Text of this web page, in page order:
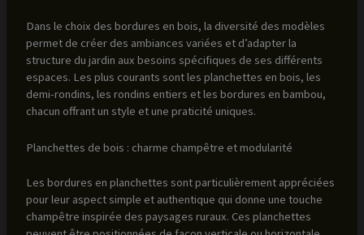
Dans le choix des bordures en bois, la diversité des modèles
permet de créer des ambiances variées et d’adapter la
structure du jardin aux besoins spécifiques de ses différents
espaces. Les plus courants sont les planchettes en bois, les
demi-rondins, les rondins entiers et les bordures en bambou,
chacun offrant un style et une praticité uniques.
Planchettes de bois : charme champêtre et modularité
Les bordures en planchettes sont particulièrement appréciées
pour leur aspect simple et authentique qui donne une touche
champêtre inspirée des paysages ruraux. Ces planchettes